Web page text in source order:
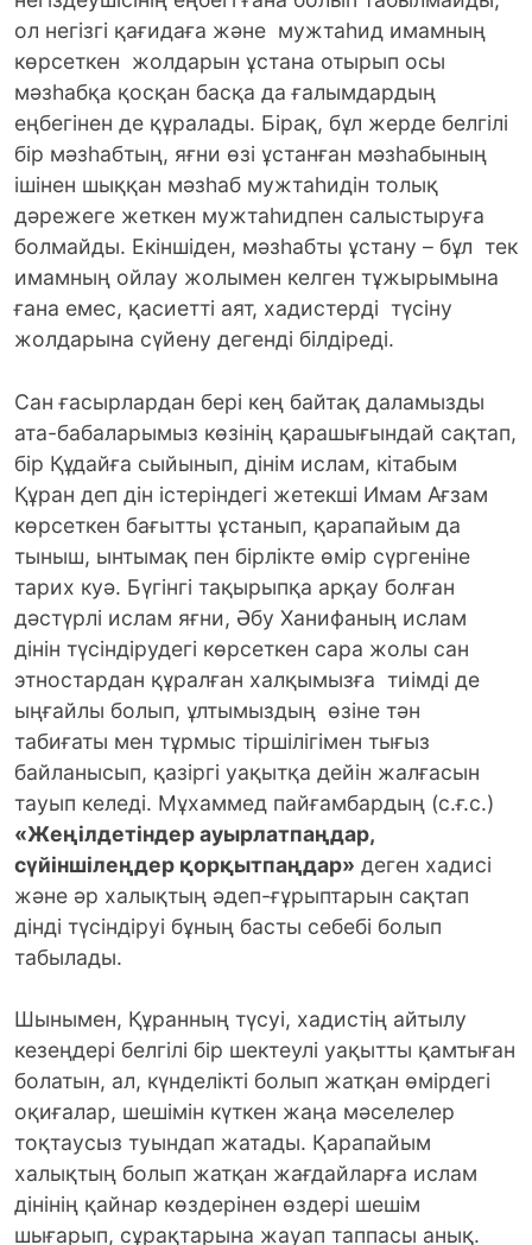
ол негiзгi қағидаға және мужтаһид имамның
көрсеткен жолдарын ұстана отырып осы
мәзһабқа қосқан басқа да ғалымдардың
еңбегінен де құралады. Бірақ, бұл жерде белгілі
бір мәзһабтың, яғни өзі ұстанған мәзһабының
ішінен шыққан мәзһаб мужтаһидін толық
дәрежеге жеткен мужтаһидпен салыстыруға
болмайды. Екіншіден, мәзһабты ұстану – бұл тек
имамның ойлау жолымен келген тұжырымына
ғана емес, қасиеттi аят, хадистерді түсiну
жолдарына сүйену дегенді білдіреді.
Сан ғасырлардан бері кең байтақ даламызды
ата-бабаларымыз көзінің қарашығындай сақтап,
бір Құдайға сыйынып, дінім ислам, кітабым
Құран деп дін істеріндегі жетекші Имам Ағзам
көрсеткен бағытты ұстанып, қарапайым да
тыныш, ынтымақ пен бірлікте өмір сүргеніне
тарих куә. Бүгінгі тақырыпқа арқау болған
дәстүрлі ислам яғни, Әбу Ханифаның ислам
дінін түсіндірудегі көрсеткен сара жолы сан
этностардан құралған халқымызға тиімді де
ыңғайлы болып, ұлтымыздың өзіне тән
табиғаты мен тұрмыс тіршілігімен тығыз
байланысып, қазіргі уақытқа дейін жалғасын
тауып келеді. Мұхаммед пайғамбардың (с.ғ.с.)
«Жеңілдетіндер ауырлатпаңдар,
сүйіншілеңдер қорқытпаңдар» деген хадисі
және әр халықтың әдеп-ғұрыптарын сақтап
дінді түсіндіруі бұның басты себебі болып
табылады.
Шынымен, Құранның түсуі, хадистің айтылу
кезеңдері белгілі бір шектеулі уақытты қамтыған
болатын, ал, күнделікті болып жатқан өмірдегі
оқиғалар, шешімін күткен жаңа мәселелер
тоқтаусыз туындап жатады. Қарапайым
халықтың болып жатқан жағдайларға ислам
дінінің қайнар көздерінен өздері шешім
шығарып, сұрақтарына жауап таппасы анық.